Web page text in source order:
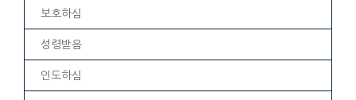
보호하심
성령받음
인도하심